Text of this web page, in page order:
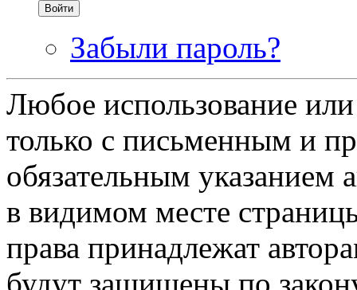
Забыли пароль?
Любое использование
только с письменным и
обязательным указанием
в видимом месте
права принадлежат
будут защищены по